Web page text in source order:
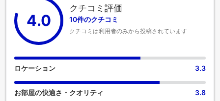
4.0
クチコミ評価
10件のクチコミ
クチコミは利用者のみから投稿されています
ロケーション 3.3
お部屋の快適さ・クオリティ 3.8